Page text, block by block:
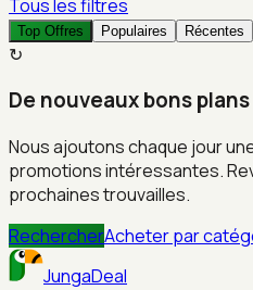
Tous les filtres
Top Offres Populaires Récentes
↻
De nouveaux bons
Nous ajoutons chaque jour
promotions intéressantes.
prochaines trouvailles.
RechercherAcheter par
JungaDeal